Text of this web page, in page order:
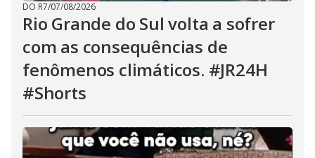
DO R7/07/08/2026
Rio Grande do Sul volta a sofrer
com as consequências de
fenômenos climáticos. #JR24H
#Shorts